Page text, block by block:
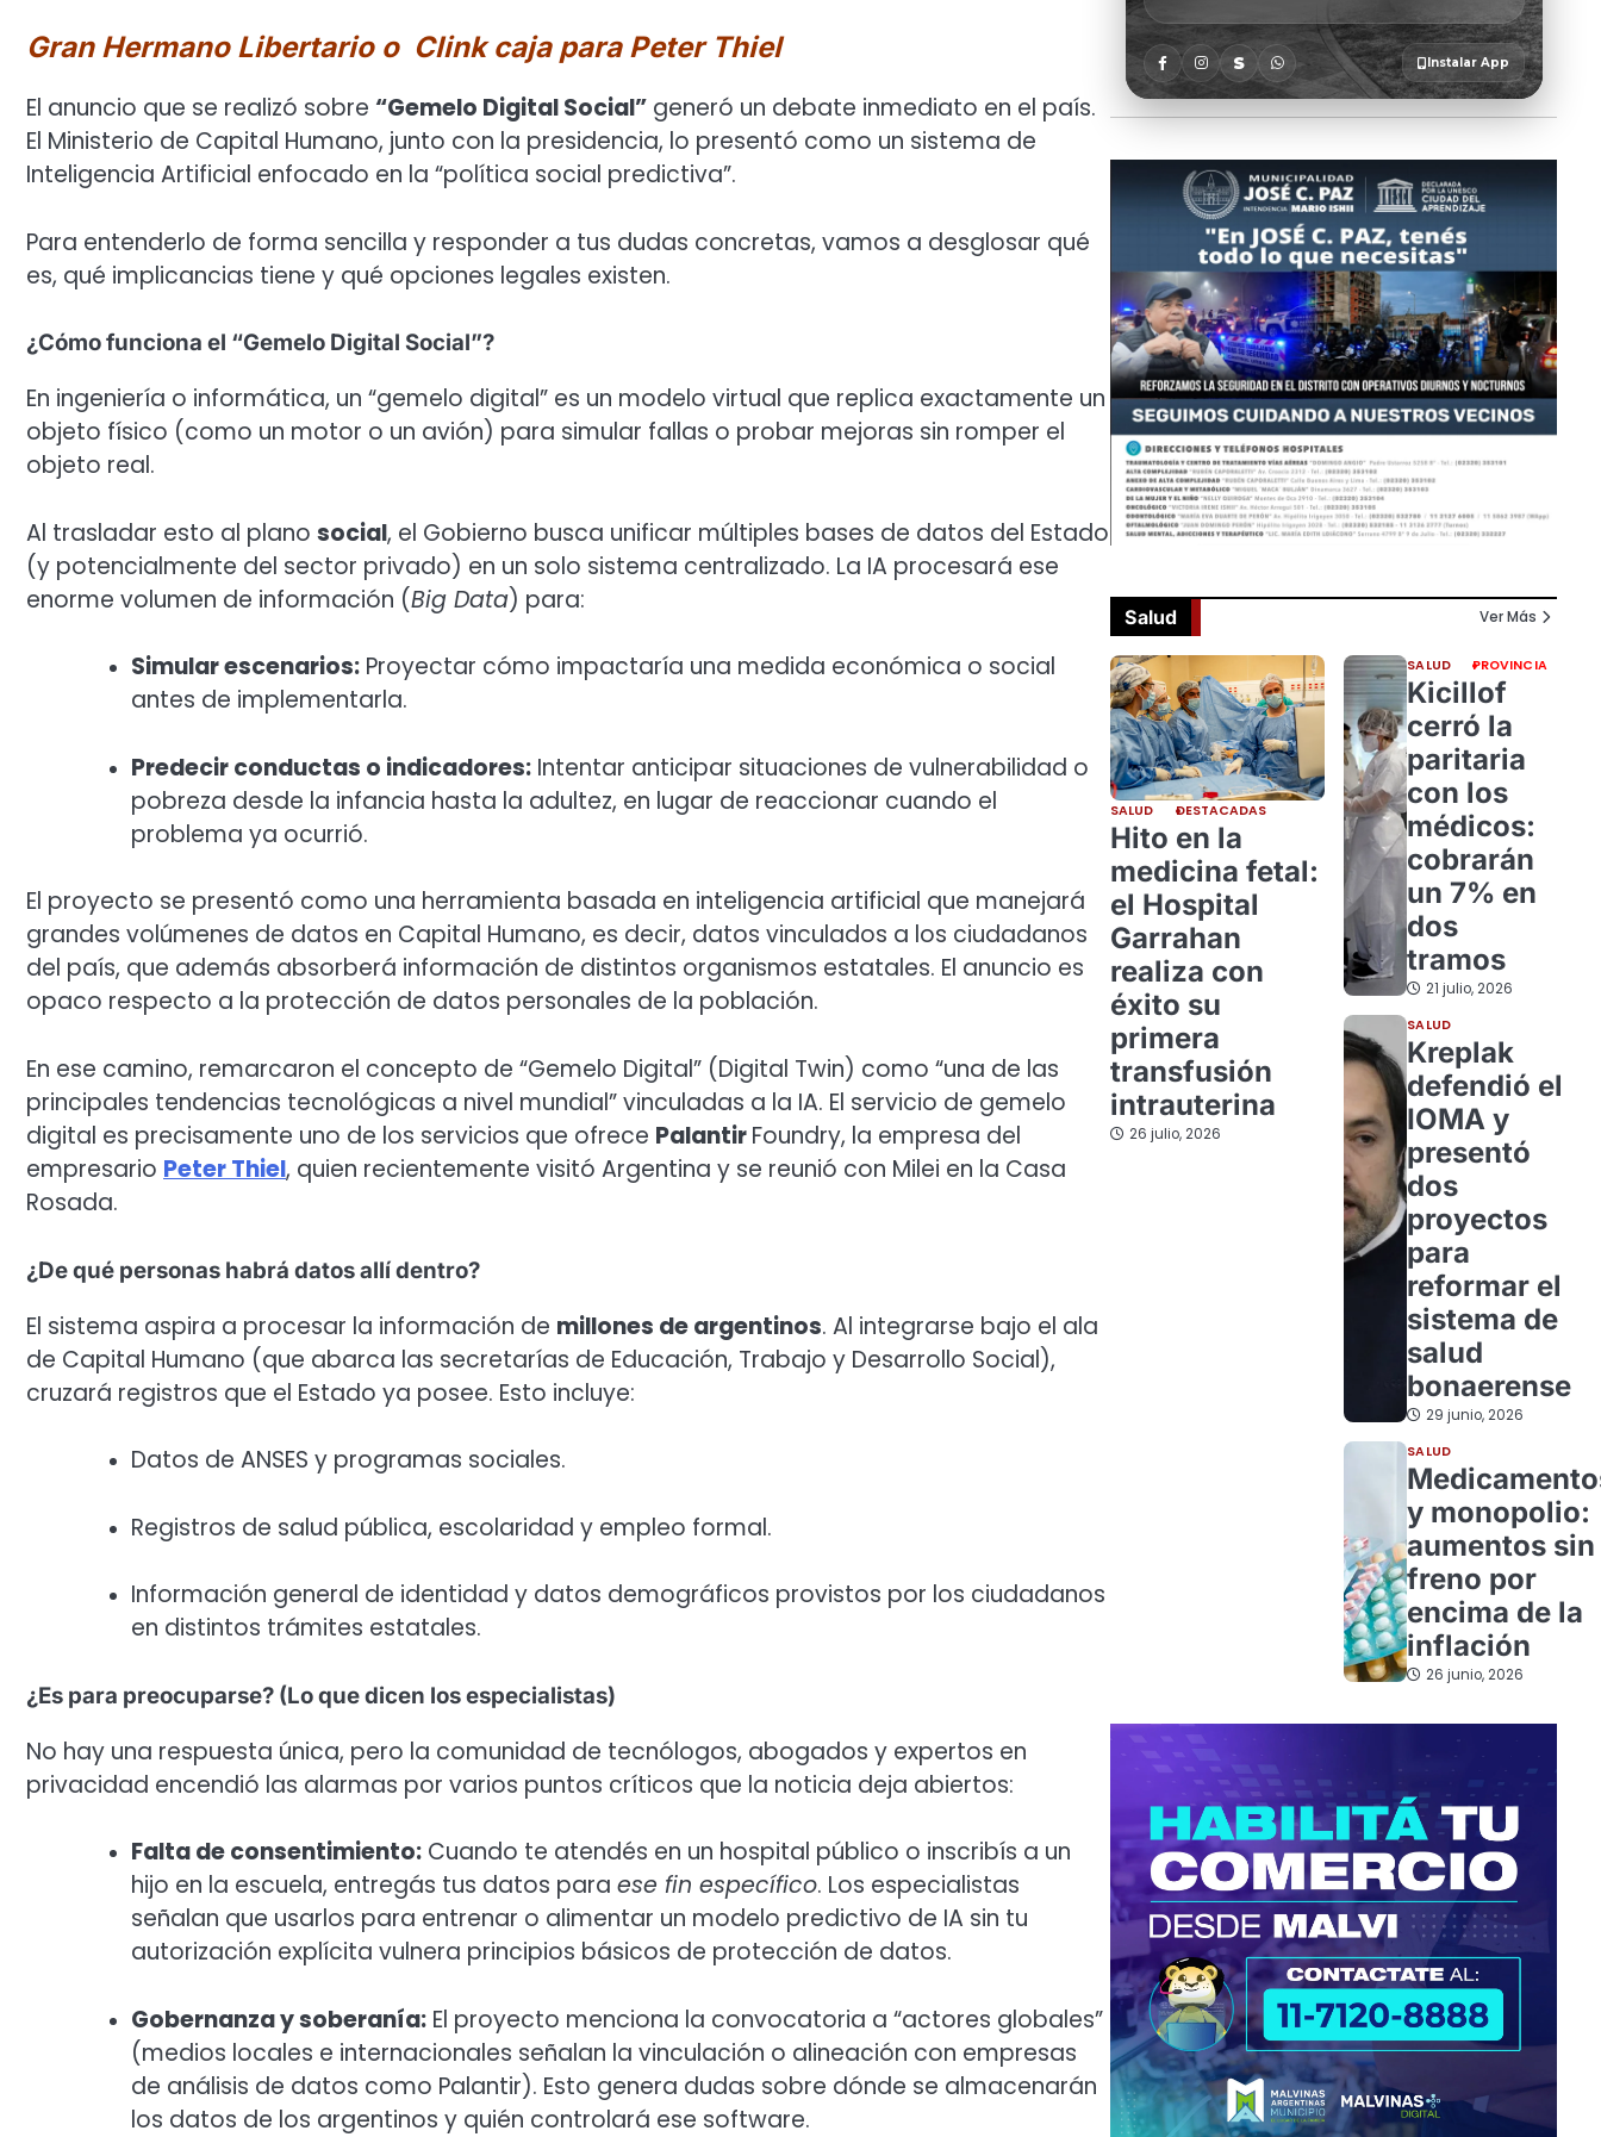
Gran Hermano Libertario o Clink caja para Peter Thiel
El anuncio que se realizó sobre “Gemelo Digital Social” generó un debate inmediato en el país.
El Ministerio de Capital Humano, junto con la presidencia, lo presentó como un sistema de
Inteligencia Artificial enfocado en la “política social predictiva”.
Para entenderlo de forma sencilla y responder a tus dudas concretas, vamos a desglosar qué
es, qué implicancias tiene y qué opciones legales existen.
¿Cómo funciona el “Gemelo Digital Social”?
En ingeniería o informática, un “gemelo digital” es un modelo virtual que replica exactamente un
objeto físico (como un motor o un avión) para simular fallas o probar mejoras sin romper el
objeto real.
Al trasladar esto al plano social, el Gobierno busca unificar múltiples bases de datos del Estado
(y potencialmente del sector privado) en un solo sistema centralizado. La IA procesará ese
enorme volumen de información (Big Data) para:
Simular escenarios: Proyectar cómo impactaría una medida económica o social
antes de implementarla.
Predecir conductas o indicadores: Intentar anticipar situaciones de vulnerabilidad o
pobreza desde la infancia hasta la adultez, en lugar de reaccionar cuando el
problema ya ocurrió.
El proyecto se presentó como una herramienta basada en inteligencia artificial que manejará
grandes volúmenes de datos en Capital Humano, es decir, datos vinculados a los ciudadanos
del país, que además absorberá información de distintos organismos estatales. El anuncio es
opaco respecto a la protección de datos personales de la población.
En ese camino, remarcaron el concepto de “Gemelo Digital” (Digital Twin) como “una de las
principales tendencias tecnológicas a nivel mundial” vinculadas a la IA. El servicio de gemelo
digital es precisamente uno de los servicios que ofrece PalantirFoundry, la empresa del
empresario Peter Thiel, quien recientemente visitó Argentina y se reunió con Milei en la Casa
Rosada.
¿De qué personas habrá datos allí dentro?
El sistema aspira a procesar la información de millones de argentinos. Al integrarse bajo el ala
de Capital Humano (que abarca las secretarías de Educación, Trabajo y Desarrollo Social),
cruzará registros que el Estado ya posee. Esto incluye:
Datos de ANSES y programas sociales.
Registros de salud pública, escolaridad y empleo formal.
Información general de identidad y datos demográficos provistos por los ciudadanos
en distintos trámites estatales.
¿Es para preocuparse? (Lo que dicen los especialistas)
No hay una respuesta única, pero la comunidad de tecnólogos, abogados y expertos en
privacidad encendió las alarmas por varios puntos críticos que la noticia deja abiertos:
Falta de consentimiento: Cuando te atendés en un hospital público o inscribís a un
hijo en la escuela, entregás tus datos para ese fin específico. Los especialistas
señalan que usarlos para entrenar o alimentar un modelo predictivo de IA sin tu
autorización explícita vulnera principios básicos de protección de datos.
Gobernanza y soberanía: El proyecto menciona la convocatoria a “actores globales”
(medios locales e internacionales señalan la vinculación o alineación con empresas
de análisis de datos como Palantir). Esto genera dudas sobre dónde se almacenarán
los datos de los argentinos y quién controlará ese software.
Salud Ver Más
SALUD DESTACADAS
Hito en la
medicina fetal:
el Hospital
Garrahan
realiza con
éxito su
primera
transfusión
intrauterina
26 julio, 2026
SALUD PROVINCIA
Kicillof
cerró la
paritaria
con los
médicos:
cobrarán
un 7% en
dos
tramos
21 julio, 2026
SALUD
Kreplak
defendió el
IOMA y
presentó
dos
proyectos
para
reformar el
sistema de
salud
bonaerense
29 junio, 2026
SALUD
y monopolio:
aumentos sin
freno por
encima de la
inflación
26 junio, 2026